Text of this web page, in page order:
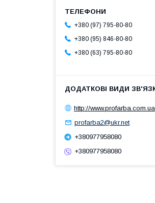
+380 (97) 795-80-80
+380 (95) 846-80-80
+380 (63) 795-80-80
http://www.profarba.com.ua
profarba2@ukr.net
+380977958080
+380977958080